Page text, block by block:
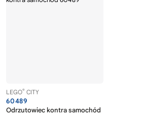
LEGO® CITY
60489
Odrzutowiec kontra samochód